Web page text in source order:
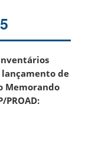
de
Memorando
PROAD: